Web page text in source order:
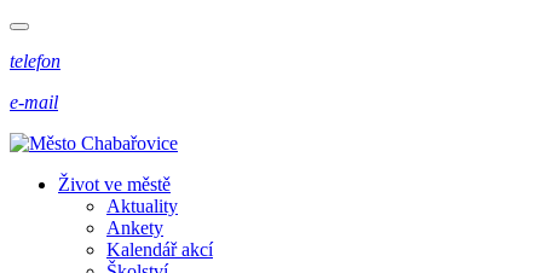
telefon
e-mail
Život ve městě
Aktuality
Ankety
Kalendář akcí